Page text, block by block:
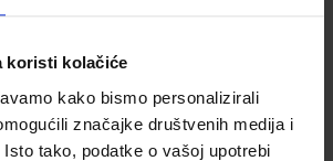
koristi kolačiće
kako bismo personalizirali
značajke društvenih medija i
tako, podatke o vašoj upotrebi